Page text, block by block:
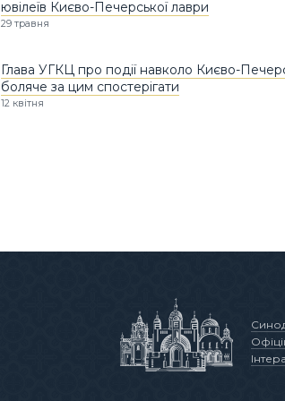
ювілеїв Києво-Печерської лаври
29 травня
Глава УГКЦ про події навколо Києво-
боляче за цим спостерігати
12 квітня